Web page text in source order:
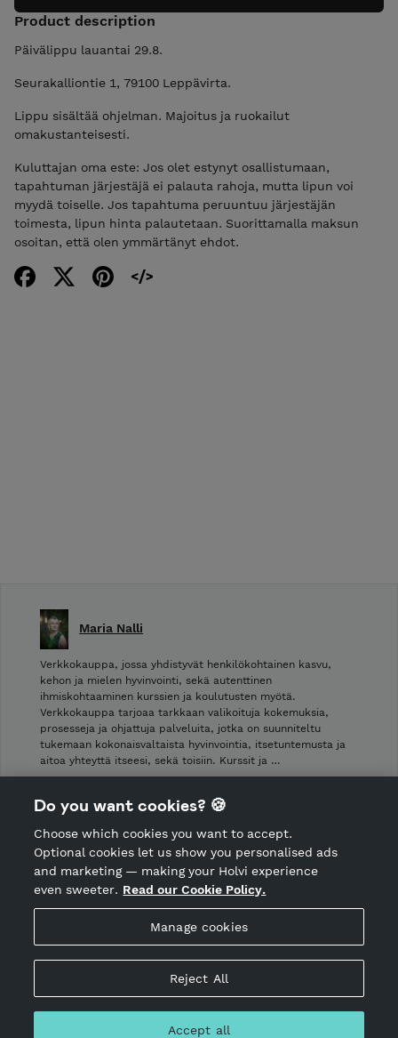
Product description
Päivälippu lauantai 29.8.
Seurakalliontie 1, 79100 Leppävirta.
Lippu sisältää ohjelman. Majoitus ja ruokailut
omakustanteisesti.
Kuluttajan oma este: Jos olet estynyt osallistumaan,
tapahtuman järjestäjä ei palauta rahoja, mutta lipun voi
myydä toiselle. Jos tapahtuma peruuntuu järjestäjän
toimesta, lipun hinta palautetaan. Suorittamalla maksun
osoitan, että olen ymmärtänyt ehdot.
Hosted by Holvi
Holvi Payment Services Ltd is regulated by the Financial
© 2026 Holvi Payment Services Ltd.
Maria Nalli
Verkkokauppa, jossa yhdistyvät henkilökohtainen kasvu,
kehon ja mielen hyvinvointi, sekä autenttinen
ihmiskohtaaminen kurssien ja koulutusten myötä.
Verkkokauppa tarjoaa tarkkaan valikoituja kokemuksia,
prosesseja ja ohjattuja palveluita, jotka on suunniteltu
tukemaan kokonaisvaltaista hyvinvointia, itsetuntemusta ja
aitoa yhteyttä itseesi, sekä toisiin. Kurssit ja …
Shop privacy policy
CANCEL ORDER
Do you want cookies? 🍪
Choose which cookies you want to accept.
Optional cookies let us show you personalised ads
and marketing — making your Holvi experience
even sweeter. Read our Cookie Policy.
Manage cookies
Reject All
Accept all